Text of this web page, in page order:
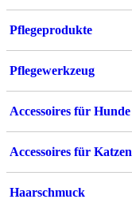
Pflegeprodukte
Pflegewerkzeug
Accessoires für Hunde
Accessoires für Katzen
Haarschmuck